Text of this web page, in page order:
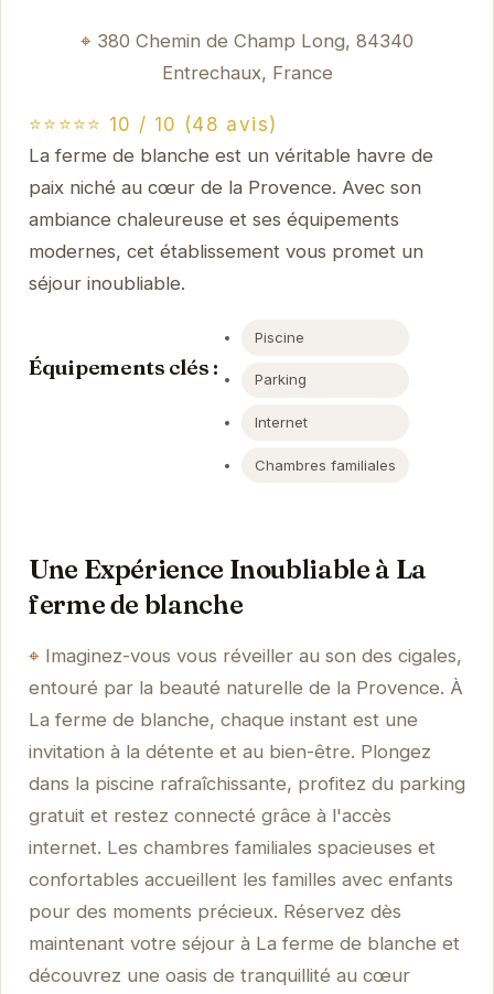
380 Chemin de Champ Long, 84340
Entrechaux, France
⭐⭐⭐⭐⭐ 10 / 10 (48 avis)
La ferme de blanche est un véritable havre de
paix niché au cœur de la Provence. Avec son
ambiance chaleureuse et ses équipements
modernes, cet établissement vous promet un
séjour inoubliable.
Équipements clés :
Piscine
Parking
Internet
Chambres familiales
Une Expérience Inoubliable à La
ferme de blanche
Imaginez-vous vous réveiller au son des cigales,
entouré par la beauté naturelle de la Provence. À
La ferme de blanche, chaque instant est une
invitation à la détente et au bien-être. Plongez
dans la piscine rafraîchissante, profitez du parking
gratuit et restez connecté grâce à l'accès
internet. Les chambres familiales spacieuses et
confortables accueillent les familles avec enfants
pour des moments précieux. Réservez dès
maintenant votre séjour à La ferme de blanche et
découvrez une oasis de tranquillité au cœur